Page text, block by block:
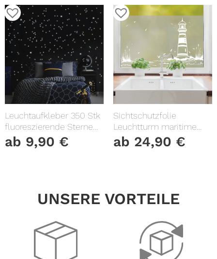
Leuchtaufkleber 350 Stk
fluoreszierende Sterne
und Punkte leuchten im
Dunklen Kinderzimmer
ab 9,90 €
Sichtschutzfolie
Leuchtturm maritime
Fensterfolie Fensterdeko
Milchglasfolie
ab 24,90 €
UNSERE VORTEILE